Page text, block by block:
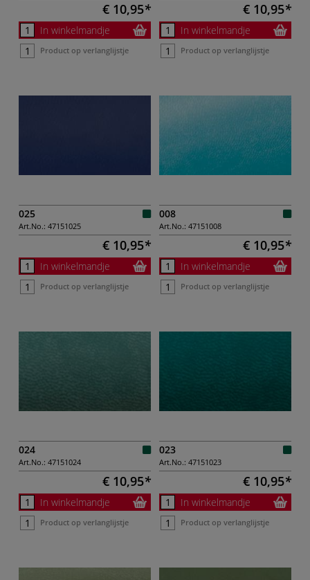
€ 10,95
In winkelmandje
Product op verlanglijstje
€ 10,95
In winkelmandje
Product op verlanglijstje
025
Art.No.: 47151025
€ 10,95
In winkelmandje
Product op verlanglijstje
008
Art.No.: 47151008
€ 10,95
In winkelmandje
Product op verlanglijstje
024
Art.No.: 47151024
€ 10,95
In winkelmandje
Product op verlanglijstje
023
Art.No.: 47151023
€ 10,95
In winkelmandje
Product op verlanglijstje